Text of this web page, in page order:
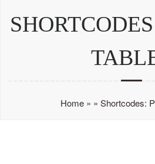
Home » »Shortcodes: